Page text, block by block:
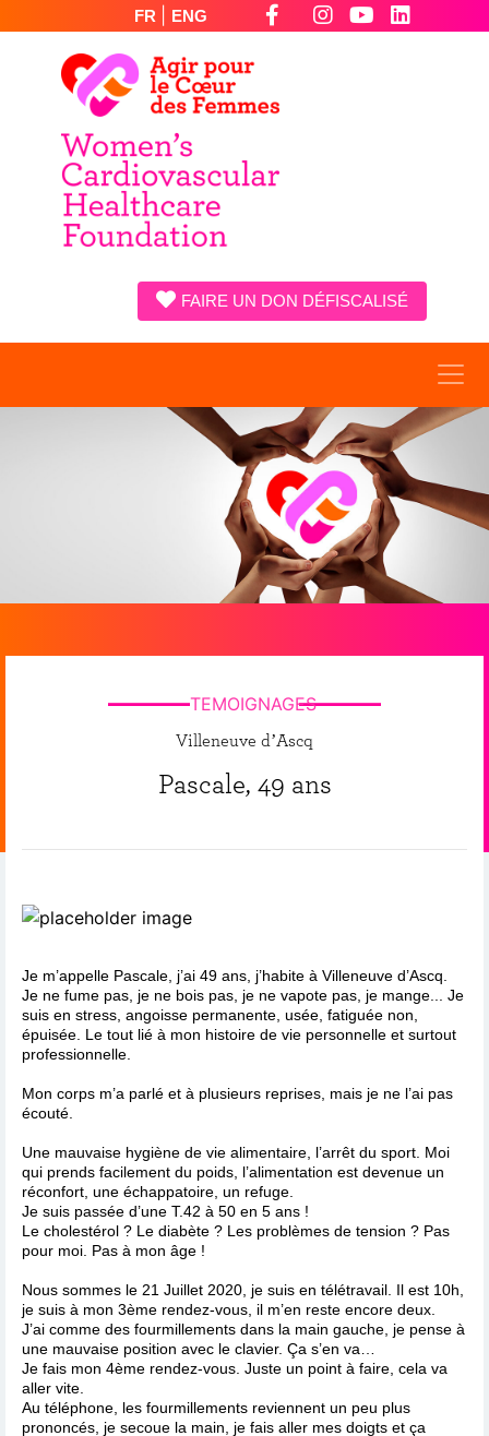
FR ENG
FAIRE UN DON DÉFISCALISÉ
TEMOIGNAGES
Villeneuve d’Ascq
Pascale, 49 ans
Je m’appelle Pascale, j’ai 49 ans, j’habite à Villeneuve d’Ascq.
Je ne fume pas, je ne bois pas, je ne vapote pas, je mange... Je
suis en stress, angoisse permanente, usée, fatiguée non,
épuisée. Le tout lié à mon histoire de vie personnelle et surtout
professionnelle.
Mon corps m’a parlé et à plusieurs reprises, mais je ne l’ai pas
écouté.
Une mauvaise hygiène de vie alimentaire, l’arrêt du sport. Moi
qui prends facilement du poids, l’alimentation est devenue un
réconfort, une échappatoire, un refuge.
Je suis passée d’une T.42 à 50 en 5 ans !
Le cholestérol ? Le diabète ? Les problèmes de tension ? Pas
pour moi. Pas à mon âge !
Nous sommes le 21 Juillet 2020, je suis en télétravail. Il est 10h,
je suis à mon 3ème rendez-vous, il m’en reste encore deux.
J’ai comme des fourmillements dans la main gauche, je pense à
une mauvaise position avec le clavier. Ça s’en va…
Je fais mon 4ème rendez-vous. Juste un point à faire, cela va
aller vite.
Au téléphone, les fourmillements reviennent un peu plus
prononcés, je secoue la main, je fais aller mes doigts et ça